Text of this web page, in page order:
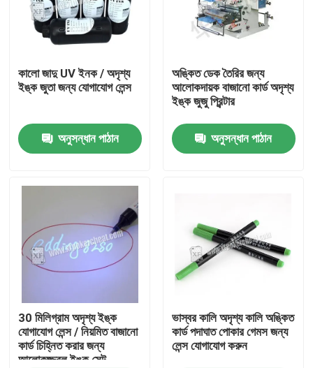
পণ্য
ভিডিও
আমাদের সম্বন্ধে
কালো জাদু UV ইনক / অদৃশ্য
ইঙ্ক জুতা জন্য যোগাযোগ লেন্স
অনুসন্ধান পাঠান
অঙ্কিত ডেক তৈরির জন্য
আলোকদায়ক বাজানো কার্ড অদৃশ্য
ইঙ্ক জুজু প্রিন্টার
অনুসন্ধান পাঠান
30 মিলিগ্রাম অদৃশ্য ইঙ্ক
যোগাযোগ লেন্স / নিয়মিত বাজানো
কার্ড চিহ্নিত করার জন্য
আলোকজ্জ্বল ইঙ্ক সেট
ভাস্বর কালি অদৃশ্য কালি অঙ্কিত
কার্ড পদাঘাত পোকার গেমস জন্য
লেন্স যোগাযোগ করুন